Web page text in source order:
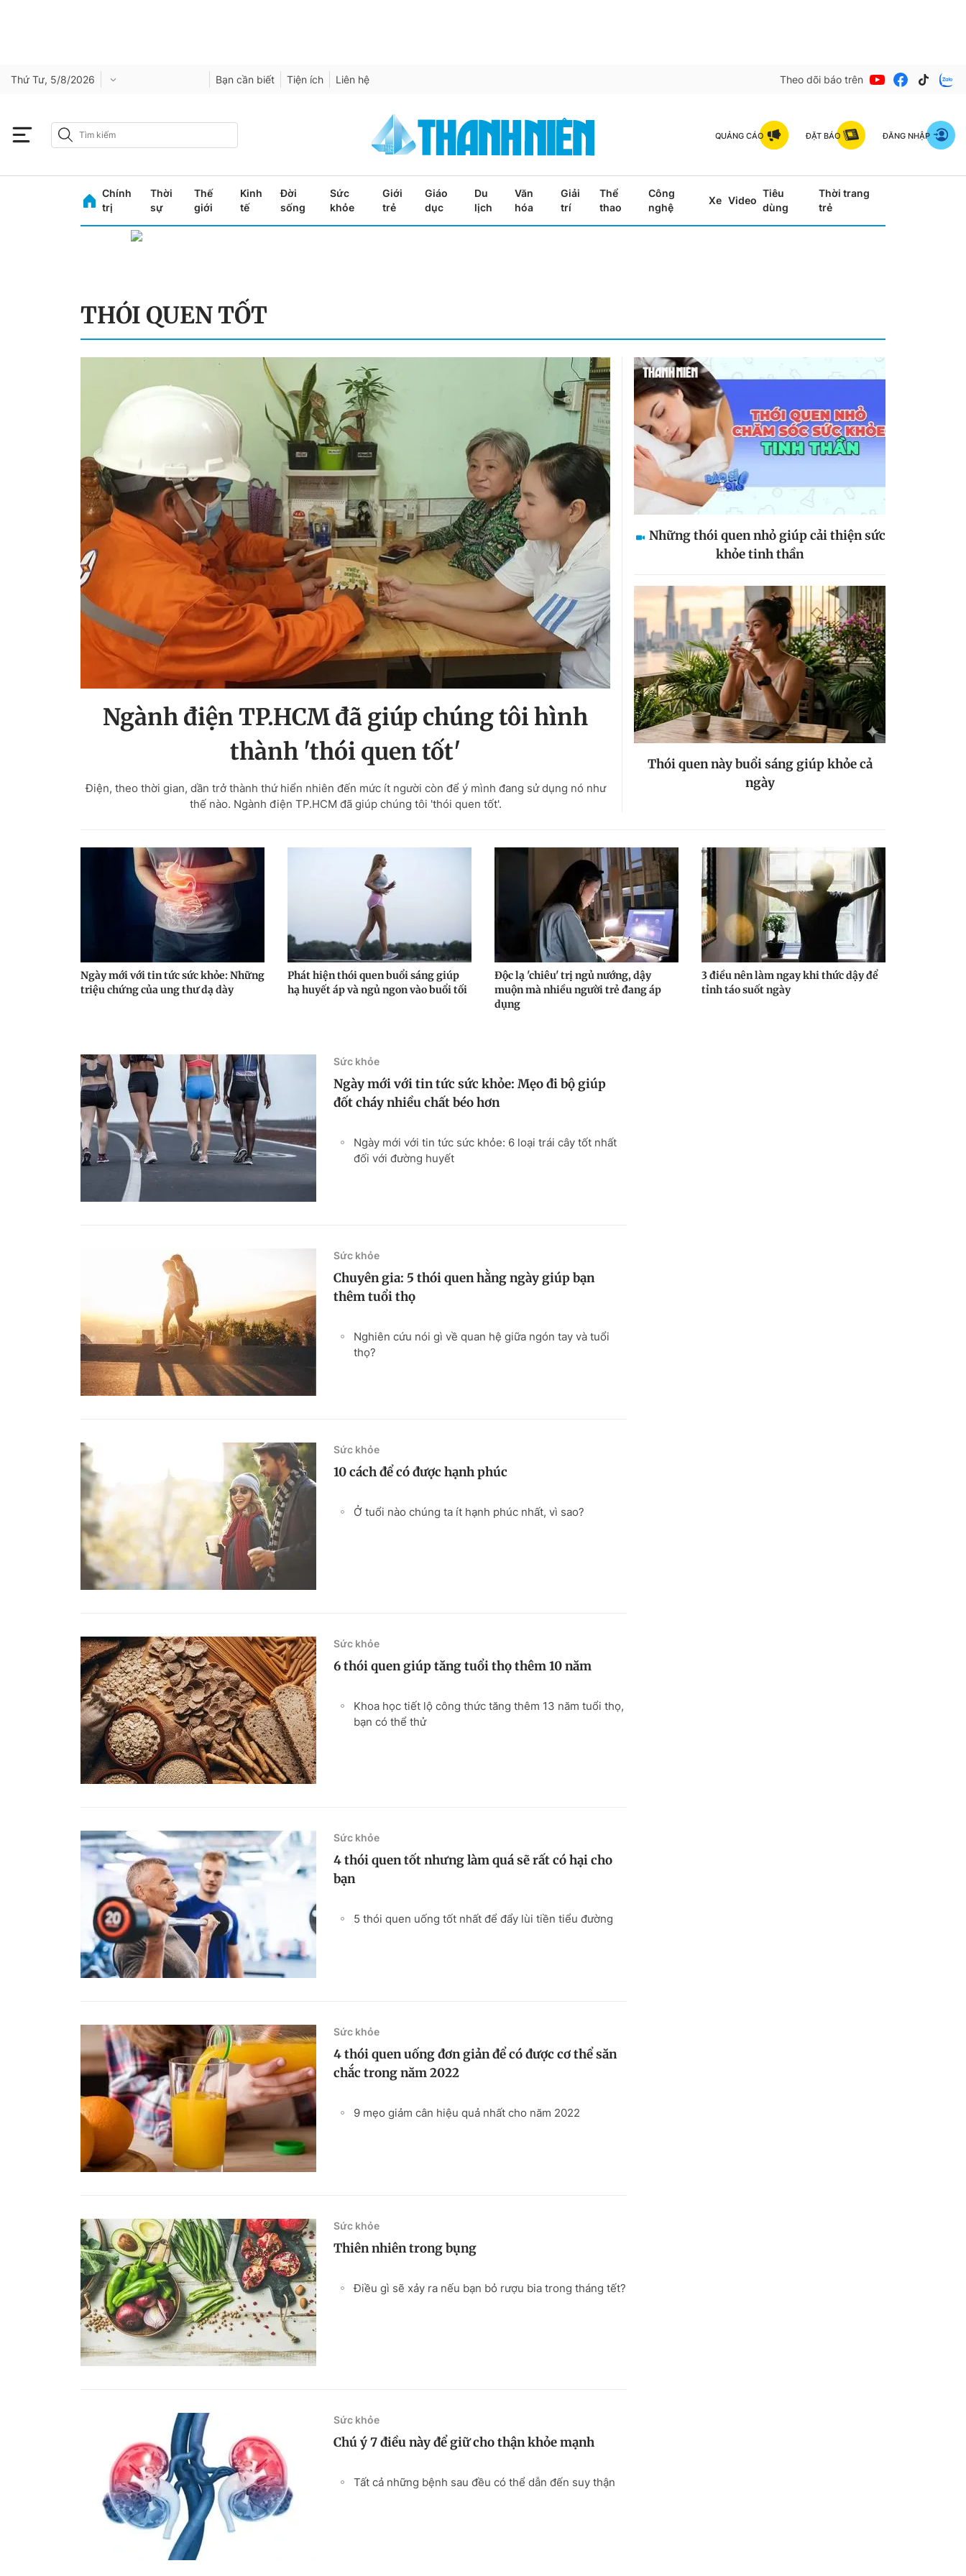
Thứ Tư, 5/8/2026 Bạn cần biết Tiện ích Liên hệ Theo dõi báo trên
QUẢNG CÁO ĐẶT BÁO ĐĂNG NHẬP
Chính
trị
Thời
sự
Thế
giới
Kinh
tế
Đời
sống
Sức
khỏe
Giới
trẻ
Giáo
dục
Du
lịch
Văn
hóa
Giải
trí
Thể
thao
Công
nghệ
Xe Video
Tiêu
dùng
Thời trang
trẻ
THÓI QUEN TỐT
Ngành điện TP.HCM đã giúp chúng tôi hình
thành 'thói quen tốt'
Điện, theo thời gian, dần trở thành thứ hiển nhiên đến mức ít người còn để ý mình đang sử dụng nó như
thế nào. Ngành điện TP.HCM đã giúp chúng tôi 'thói quen tốt'.
Những thói quen nhỏ giúp cải thiện sức
khỏe tinh thần
Thói quen này buổi sáng giúp khỏe cả
ngày
Ngày mới với tin tức sức khỏe: Những
triệu chứng của ung thư dạ dày
Phát hiện thói quen buổi sáng giúp
hạ huyết áp và ngủ ngon vào buổi tối
Độc lạ 'chiêu' trị ngủ nướng, dậy
muộn mà nhiều người trẻ đang áp
dụng
3 điều nên làm ngay khi thức dậy để
tỉnh táo suốt ngày
Sức khỏe
Ngày mới với tin tức sức khỏe: Mẹo đi bộ giúp
đốt cháy nhiều chất béo hơn
Ngày mới với tin tức sức khỏe: 6 loại trái cây tốt nhất
đối với đường huyết
Sức khỏe
Chuyên gia: 5 thói quen hằng ngày giúp bạn
thêm tuổi thọ
Nghiên cứu nói gì về quan hệ giữa ngón tay và tuổi
thọ?
Sức khỏe
10 cách để có được hạnh phúc
Ở tuổi nào chúng ta ít hạnh phúc nhất, vì sao?
Sức khỏe
6 thói quen giúp tăng tuổi thọ thêm 10 năm
Khoa học tiết lộ công thức tăng thêm 13 năm tuổi thọ,
bạn có thể thử
Sức khỏe
4 thói quen tốt nhưng làm quá sẽ rất có hại cho
bạn
5 thói quen uống tốt nhất để đẩy lùi tiền tiểu đường
Sức khỏe
4 thói quen uống đơn giản để có được cơ thể săn
chắc trong năm 2022
9 mẹo giảm cân hiệu quả nhất cho năm 2022
Sức khỏe
Thiên nhiên trong bụng
Điều gì sẽ xảy ra nếu bạn bỏ rượu bia trong tháng tết?
Sức khỏe
Chú ý 7 điều này để giữ cho thận khỏe mạnh
Tất cả những bệnh sau đều có thể dẫn đến suy thận